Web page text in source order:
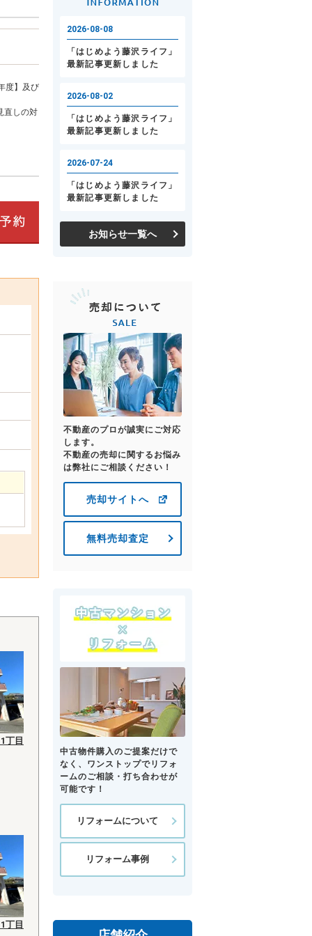
度】及び
直しの対
丁目
丁目
お知らせ一覧へ
不動産のプロが誠実にご対応
します。
不動産の売却に関するお悩み
は弊社にご相談ください！
売却サイトへ
無料売却査定
中古物件購入のご提案だけで
なく、ワンストップでリフォ
ームのご相談・打ち合わせが
可能です！
リフォームについて
リフォーム事例